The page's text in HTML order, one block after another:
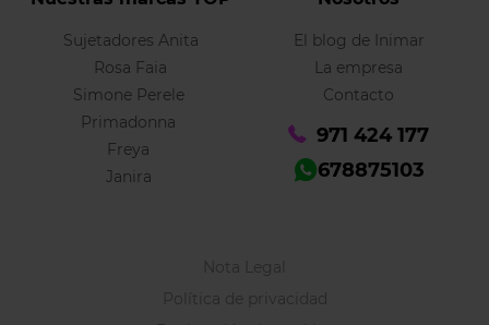
Sujetadores Anita
Rosa Faia
Simone Perele
Primadonna
Freya
Janira
El blog de Inimar
La empresa
Contacto
971 424 177
678875103
Nota Legal
Política de privacidad